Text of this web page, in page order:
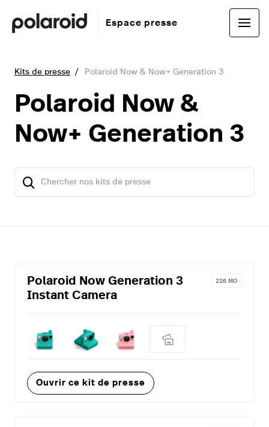
Espace presse
Kits de presse Polaroid Now & Now+ Generation 3
Polaroid Now &
Now+ Generation 3
Polaroid Now Generation 3
Instant Camera
226 MO
Ouvrir ce kit de presse